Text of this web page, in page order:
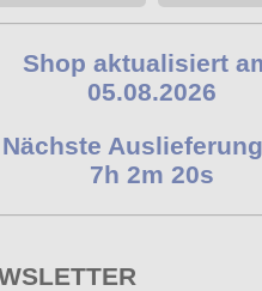
Shop aktualisiert
05.08.2026
Nächste
7h 2m 19s